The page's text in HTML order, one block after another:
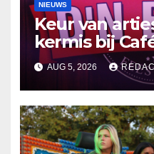
NIEUWS
Keur van
kermis bij
AUG 5, 2026